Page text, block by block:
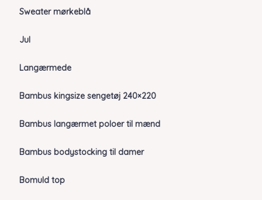
Sweater mørkeblå
Jul
Langærmede
Bambus kingsize sengetøj 240×220
Bambus langærmet poloer til mænd
Bambus bodystocking til damer
Bomuld top